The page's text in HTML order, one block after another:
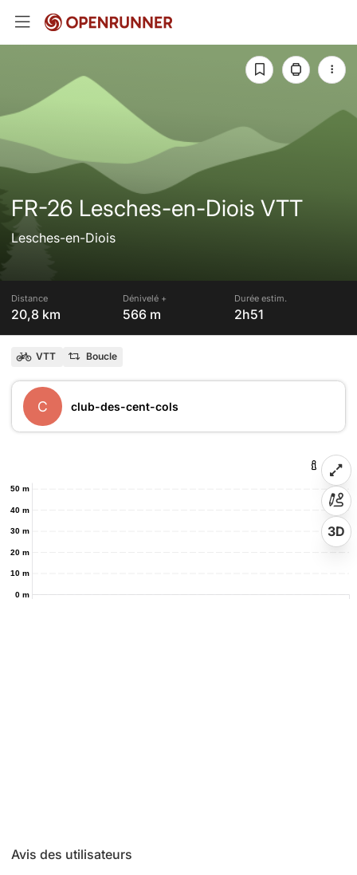
FR-26 Lesches-en-Diois VTT
Lesches-en-Diois
Distance
20,8 km
Dénivelé +
566 m
Durée estim.
2h51
VTT Boucle
C club-des-cent-cols
0 m
10 m
20 m
30 m
40 m
50 m
3D
Avis des utilisateurs